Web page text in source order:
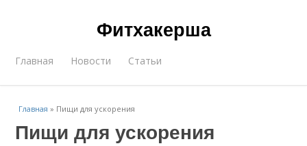
Фитхакерша
Главная Новости Статьи
Главная » Пищи для ускорения
Пищи для ускорения